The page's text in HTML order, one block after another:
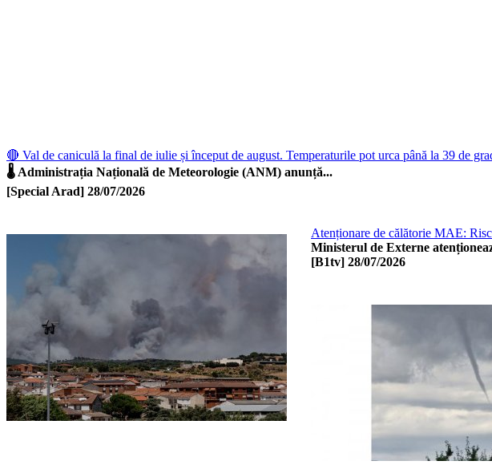
🔴 Val de caniculă la final de iulie și început de august. Temperaturile pot urca până la 39 de
🌡️ Administrația Națională de Meteorologie (ANM) anunță...
[Special Arad] 28/07/2026
Atenționare de călătorie MAE:
Ministerul de Externe
[B1tv] 28/07/2026